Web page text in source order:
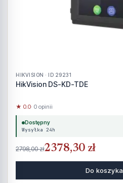
HIKVISION · ID 29231
HikVision DS-KD-TDE
★ 0.0· 0 opinii
Dostępny
Wysyłka 24h
2798,00 zł2378,30 zł
Do koszyka